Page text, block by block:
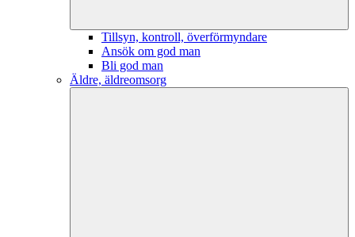
Tillsyn, kontroll, överförmyndare
Ansök om god man
Bli god man
Äldre, äldreomsorg